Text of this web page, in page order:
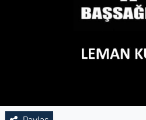
TARIM VE HAYVANCILIK